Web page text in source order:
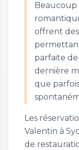
offrent
parfaite
dernière
que
Les
Valentin à
de